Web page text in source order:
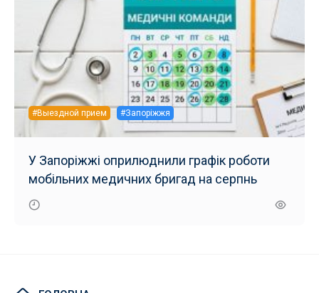
#Выездной прием #Запоріжжя
У Запоріжжі оприлюднили графік роботи
мобільних медичних бригад на серпнь